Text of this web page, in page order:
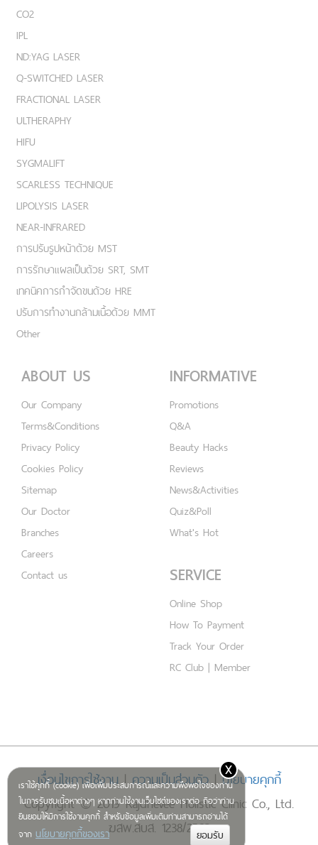
เราใช้คุกกี้ (cookie) เพื่อเพิ่มประสบการณ์และความพึงพอใจของท่าน
ในการรับชมเนื้อหาต่างๆ หากท่านใช้งานเว็บไซต์ของเราต่อ ถือว่าท่าน
ยินยอมให้มีการใช้งานคุกกี้ สำหรับข้อมูลเพิ่มเติมท่านสามารถอ่านได้
จาก นโยบายคุกกี้ของเรา
x
CO2
IPL
ND:YAG LASER
Q-SWITCHED LASER
FRACTIONAL LASER
ULTHERAPHY
HIFU
SYGMALIFT
SCARLESS TECHNIQUE
LIPOLYSIS LASER
NEAR-INFRARED
การปรับรูปหน้าด้วย MST
การรักษาแผลเป็นด้วย SRT, SMT
เทคนิคการกำจัดขนด้วย HRE
ปรับการทำงานกล้ามเนื้อด้วย MMT
Other
ABOUT US
Our Company
Terms&Conditions
Privacy Policy
Cookies Policy
Sitemap
Our Doctor
Branches
Careers
Contact us
INFORMATIVE
Promotions
Q&A
Beauty Hacks
Reviews
News&Activities
Quiz&Poll
What's Hot
SERVICE
Online Shop
How To Payment
Track Your Order
RC Club | Member
เงื่อนไขการใช้งาน|ความเป็นส่วนตัว|นโยบายคุกกี้
Copyright © 2019 Rajdhevee Holistic Clinic Co., Ltd.
ฆสพ.สบส. 1238/2562